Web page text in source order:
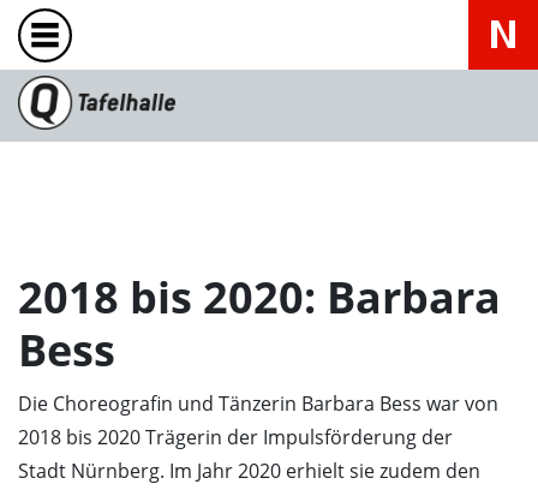
2018 bis 2020: Barbara
Bess
Die Choreografin und Tänzerin Barbara Bess war von
2018 bis 2020 Trägerin der Impulsförderung der
Stadt Nürnberg. Im Jahr 2020 erhielt sie zudem den